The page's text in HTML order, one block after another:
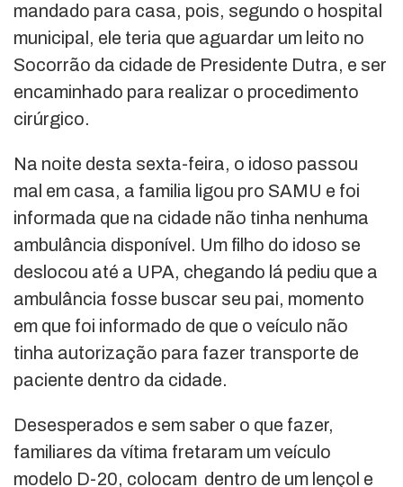
mandado para casa, pois, segundo o hospital
municipal, ele teria que aguardar um leito no
Socorrão da cidade de Presidente Dutra, e ser
encaminhado para realizar o procedimento
cirúrgico.
Na noite desta sexta-feira, o idoso passou
mal em casa, a familia ligou pro SAMU e foi
informada que na cidade não tinha nenhuma
ambulância disponível. Um filho do idoso se
deslocou até a UPA, chegando lá pediu que a
ambulância fosse buscar seu pai, momento
em que foi informado de que o veículo não
tinha autorização para fazer transporte de
paciente dentro da cidade.
Desesperados e sem saber o que fazer,
familiares da vítima fretaram um veículo
modelo D-20, colocam dentro de um lençol e